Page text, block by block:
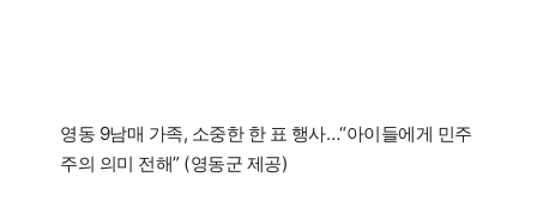
영동 9남매 가족, 소중한 한 표 행사…“아이들에게 민주
주의 의미 전해” (영동군 제공)